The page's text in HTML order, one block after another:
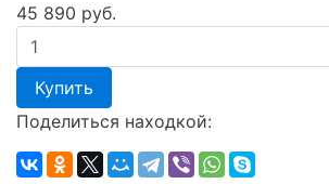
45 890 руб.
Купить
Поделиться находкой: